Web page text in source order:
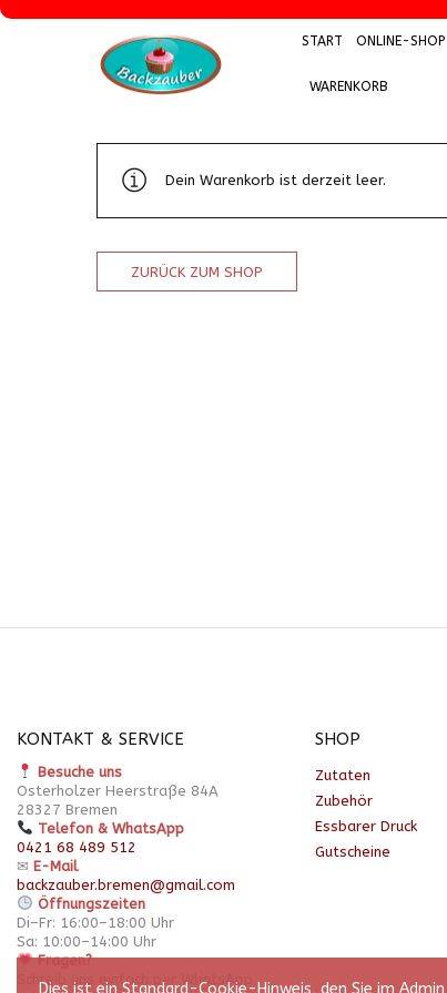
ONLINE-SHOP BACKKURSE
START ONLINE-SHOP
WARENKORB
Dein Warenkorb ist derzeit leer.
ZURÜCK ZUM SHOP
KONTAKT & SERVICE
Besuche uns
Osterholzer Heerstraße 84A
28327 Bremen
Telefon & WhatsApp
0421 68 489 512
✉ E-Mail
backzauber.bremen@gmail.com
Öffnungszeiten
Di–Fr: 16:00–18:00 Uhr
Sa: 10:00–14:00 Uhr
Fragen?
Schreib uns einfach per WhatsApp
SHOP
Zutaten
Zubehör
Essbarer Druck
Gutscheine
Dies ist ein Standard-Cookie-Hinweis, den Sie im Admin